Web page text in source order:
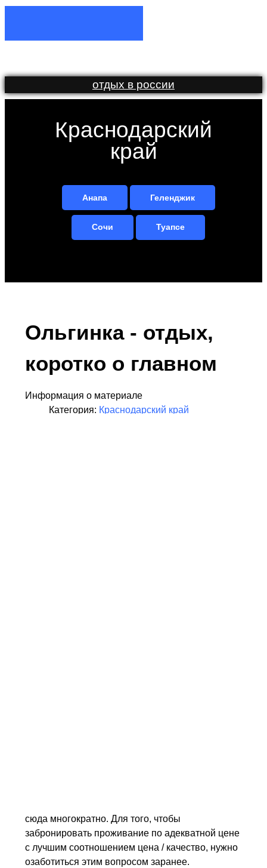
отдых в россии
Краснодарский
край
Анапа Геленджик
Сочи Туапсе
Ольгинка - отдых,
коротко о главном
Информация о материале
Категория: Краснодарский край
сюда многократно. Для того, чтобы
забронировать проживание по адекватной цене
с лучшим соотношением цена / качество, нужно
озаботиться этим вопросом заранее.